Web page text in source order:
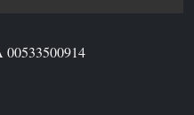
00533500914